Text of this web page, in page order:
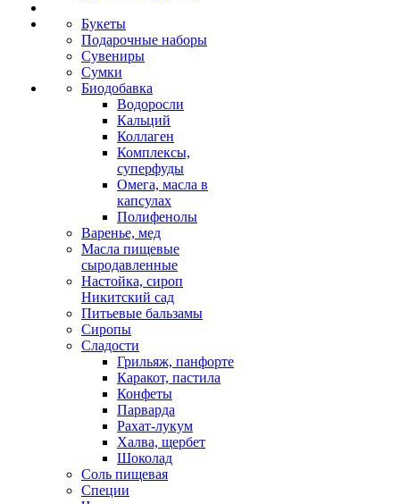
Букеты
Подарочные наборы
Сувениры
Сумки
Биодобавка
Водоросли
Кальций
Коллаген
Комплексы,
суперфуды
Омега, масла в
капсулах
Полифенолы
Варенье, мед
Масла пищевые
сыродавленные
Настойка, сироп
Никитский сад
Питьевые бальзамы
Сиропы
Сладости
Грильяж, панфорте
Каракот, пастила
Конфеты
Парварда
Рахат-лукум
Халва, щербет
Шоколад
Соль пищевая
Специи